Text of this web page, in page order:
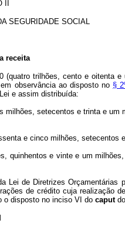
SEGURIDADE SOCIAL
receita
trilhões, cento e oitenta
observância ao disposto no §
e assim distribuída:
setecentos e trinta e
e cinco milhões,
quinhentos e vinte e um
de Diretrizes Orçamentárias
de crédito cuja realização
o disposto no inciso VI do caputdo